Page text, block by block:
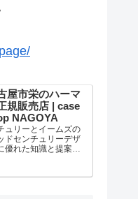
屋市栄のハーマ
規販売店 | case
NAGOYA
ュリーとイームズの
ドセンチュリーデザ
優れた知識と提案を
個人法人問わずアー
マスタードのご購入
です。愛知県名古屋